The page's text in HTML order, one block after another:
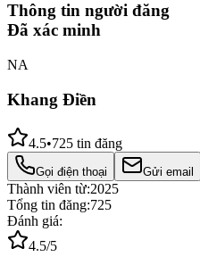
Thông tin người đăng
Đã xác minh
NA
Khang Điền
4.5•725 tin đăng
Gọi điện thoại Gửi email
Thành viên từ:2025
Tổng tin đăng:725
Đánh giá:
4.5/5